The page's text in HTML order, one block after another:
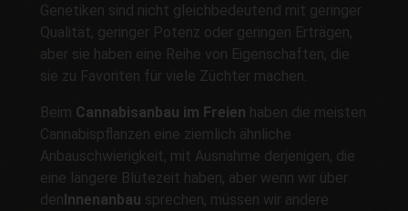
Genetiken sind nicht gleichbedeutend mit geringer
Qualität, geringer Potenz oder geringen Erträgen,
aber sie haben eine Reihe von Eigenschaften, die
sie zu Favoriten für viele Züchter machen.
Beim Cannabisanbau im Freien haben die meisten
Cannabispflanzen eine ziemlich ähnliche
Anbauschwierigkeit, mit Ausnahme derjenigen, die
eine längere Blütezeit haben, aber wenn wir über
denInnenanbau sprechen, müssen wir andere